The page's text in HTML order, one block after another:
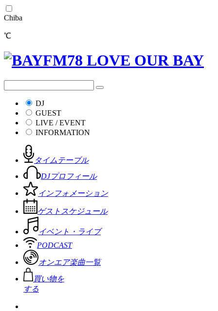
Chiba
℃
DJ
GUEST
LIVE / EVENT
INFORMATION
タイムテーブル
DJプロフィール
インフォメーション
ゲストスケジュール
イベント・ライブ
PODCAST
オンエア楽曲一覧
買い物を
する